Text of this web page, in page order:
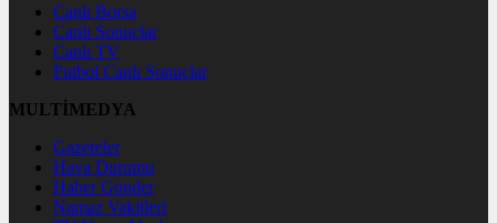
Canlı Borsa
Canlı Sonuçlar
Canlı TV
Futbol Canlı Sonuçlar
MULTİMEDYA
Gazeteler
Hava Durumu
Haber Gönder
Namaz Vakitleri